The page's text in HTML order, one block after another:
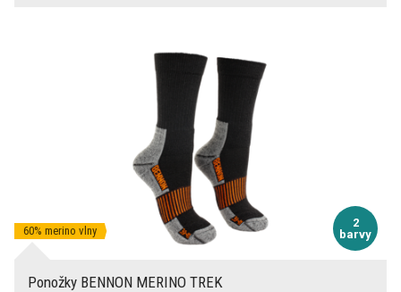
2
barvy
60% merino vlny
Ponožky BENNON MERINO TREK